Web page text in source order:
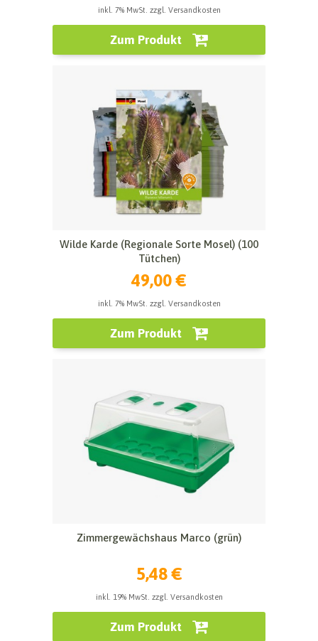
inkl. 7% MwSt. zzgl. Versandkosten
Zum Produkt
Wilde Karde (Regionale Sorte Mosel) (100
Tütchen)
49,00 €
inkl. 7% MwSt. zzgl. Versandkosten
Zum Produkt
Zimmergewächshaus Marco (grün)
5,48 €
inkl. 19% MwSt. zzgl. Versandkosten
Zum Produkt